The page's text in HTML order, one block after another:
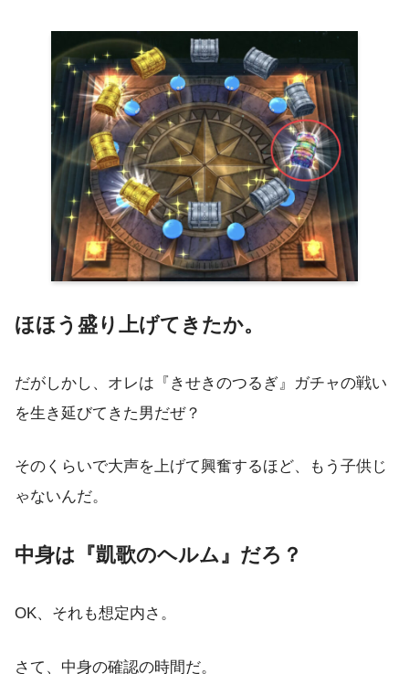
ほほう盛り上げてきたか。
だがしかし、オレは『きせきのつるぎ』ガチャの戦い
を生き延びてきた男だぜ？
そのくらいで大声を上げて興奮するほど、もう子供じ
ゃないんだ。
中身は『凱歌のヘルム』だろ？
OK、それも想定内さ。
さて、中身の確認の時間だ。